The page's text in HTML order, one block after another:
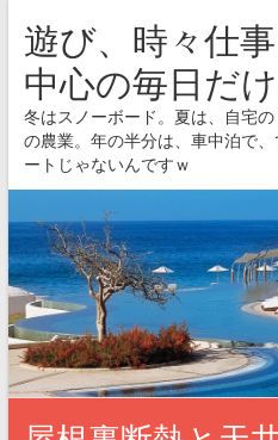
遊び、時々仕
中心の毎日だ
冬はスノーボード。夏は、自宅
の農業。年の半分は、車中泊で
ートじゃないんですｗ